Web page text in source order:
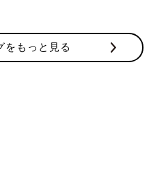
をもっと見る